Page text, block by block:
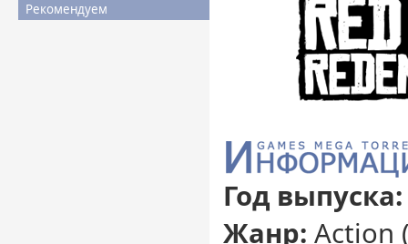
Рекомендуем
Год выпуска:
Жанр: Action